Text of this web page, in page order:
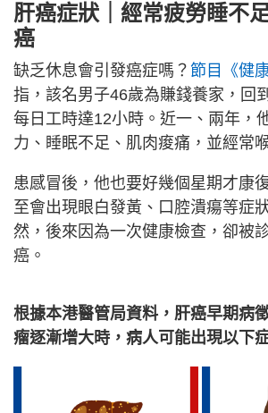
肝癌症狀｜經常疲勞睡不
癌
缺乏休息會引發癌症嗎？ 節目《健
指，該名男子46歲為賺錢養家，回
每日工時達12小時。近一、兩年，
力、睡眠不足、肌肉痠痛，並經常
患感冒後，他也要好幾個星期才康
至會出現眼白發黃、口腔潰瘍等症
然，後來因為一次健康檢查，卻被
癌。
根據本港醫管局資料，肝癌早期病
瘤逐漸增大時，病人可能出現以下